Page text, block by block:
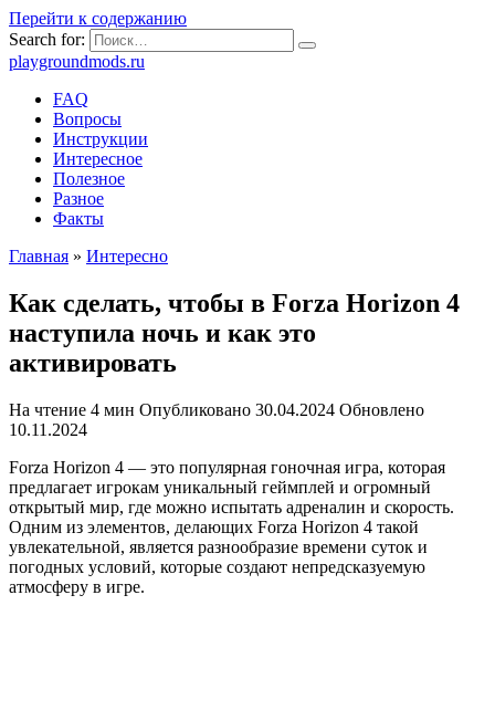
Перейти к содержанию
Search for:
playgroundmods.ru
FAQ
Вопросы
Инструкции
Интересное
Полезное
Разное
Факты
Главная » Интересно
Как сделать, чтобы в Forza Horizon 4
наступила ночь и как это
активировать
На чтение 4 мин Опубликовано 30.04.2024 Обновлено
10.11.2024
Forza Horizon 4 — это популярная гоночная игра, которая
предлагает игрокам уникальный геймплей и огромный
открытый мир, где можно испытать адреналин и скорость.
Одним из элементов, делающих Forza Horizon 4 такой
увлекательной, является разнообразие времени суток и
погодных условий, которые создают непредсказуемую
атмосферу в игре.